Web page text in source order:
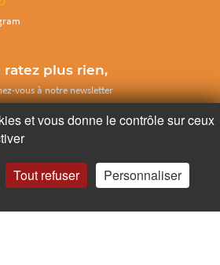
ratez plus rien,
vous à notre newsletter
Je m’inscris
et vous donne le contrôle sur ceux
Tout refuser Personnaliser